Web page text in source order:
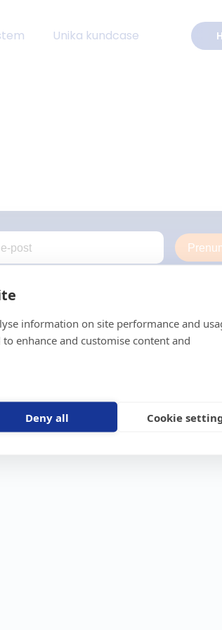
information on site performance and
enhance and customise content and
Deny all Cookie
Unika kundcase
Stöldskydd
Båt
Åkgräsklippare
Moped
Vattenskoter
Företag
Om oss